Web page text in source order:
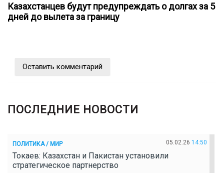
Казахстанцев будут предупреждать о долгах за 5
дней до вылета за границу
Оставить комментарий
ПОСЛЕДНИЕ НОВОСТИ
ПОЛИТИКА / МИР 05.02.26 14:50
Токаев: Казахстан и Пакистан установили
стратегическое партнерство